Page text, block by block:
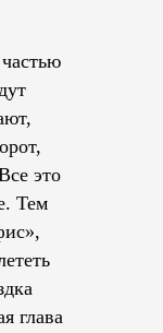
это
Тем
глава